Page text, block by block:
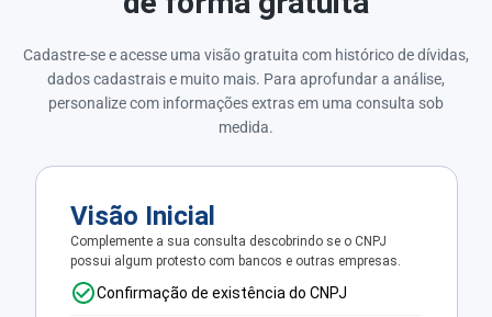
Cadastre-se e acesse uma visão gratuita com histórico de dívidas,
dados cadastrais e muito mais. Para aprofundar a análise,
personalize com informações extras em uma consulta sob
medida.
Visão Inicial
Complemente a sua consulta descobrindo se o CNPJ
possui algum protesto com bancos e outras empresas.
Confirmação de existência do CNPJ